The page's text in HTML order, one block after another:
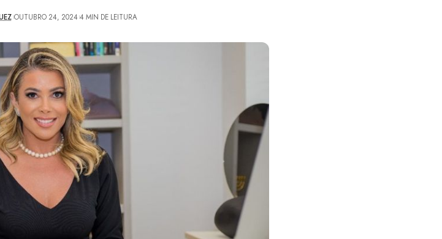
OUTUBRO 24, 2024 4 MIN DE LEITURA